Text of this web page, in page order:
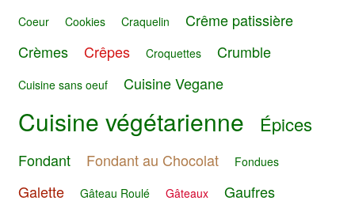
Coeur Cookies Craquelin
Crême patissière
Crèmes
Crêpes Croquettes Crumble
Cuisine sans oeuf Cuisine Vegane
Cuisine végétarienne Épices
Fondant Fondant au Chocolat Fondues
Galette Gâteau Roulé Gâteaux
Gaufres